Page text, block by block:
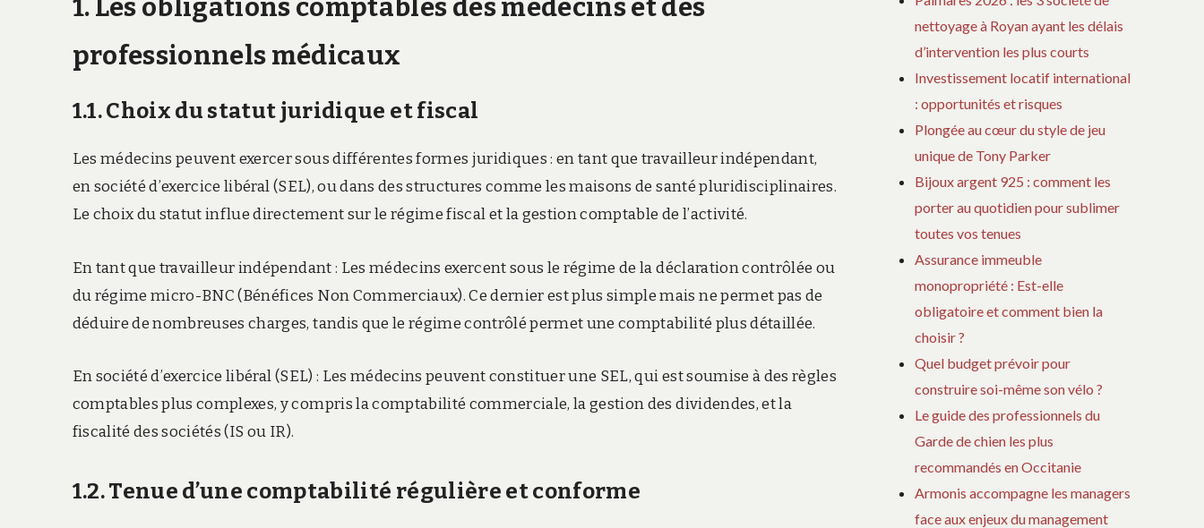
1. Les obligations comptables des médecins et des
professionnels médicaux
1.1. Choix du statut juridique et fiscal
Les médecins peuvent exercer sous différentes formes juridiques : en tant que travailleur indépendant,
en société d’exercice libéral (SEL), ou dans des structures comme les maisons de santé pluridisciplinaires.
Le choix du statut influe directement sur le régime fiscal et la gestion comptable de l’activité.
En tant que travailleur indépendant : Les médecins exercent sous le régime de la déclaration contrôlée ou
du régime micro-BNC (Bénéfices Non Commerciaux). Ce dernier est plus simple mais ne permet pas de
déduire de nombreuses charges, tandis que le régime contrôlé permet une comptabilité plus détaillée.
En société d’exercice libéral (SEL) : Les médecins peuvent constituer une SEL, qui est soumise à des règles
comptables plus complexes, y compris la comptabilité commerciale, la gestion des dividendes, et la
fiscalité des sociétés (IS ou IR).
1.2. Tenue d’une comptabilité régulière et conforme
nettoyage à Royan ayant les délais
d’intervention les plus courts
Investissement locatif international
: opportunités et risques
Plongée au cœur du style de jeu
unique de Tony Parker
Bijoux argent 925 : comment les
porter au quotidien pour sublimer
toutes vos tenues
Assurance immeuble
monopropriété : Est-elle
obligatoire et comment bien la
choisir ?
Quel budget prévoir pour
construire soi-même son vélo ?
Le guide des professionnels du
Garde de chien les plus
recommandés en Occitanie
Armonis accompagne les managers
face aux enjeux du management